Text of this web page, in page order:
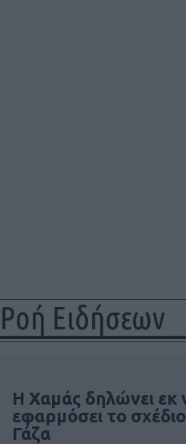
Ροή Ειδήσεων
Η Χαμάς δηλώνει εκ
εφαρμόσει το
Γάζα